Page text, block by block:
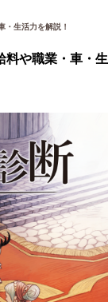
生活力を解説！
料や職業・車・生